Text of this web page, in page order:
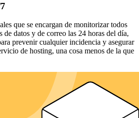
que se encargan de monitorizar todos
de datos y de correo las 24 horas del día,
prevenir cualquier incidencia y asegurar
de hosting, una cosa menos de la que